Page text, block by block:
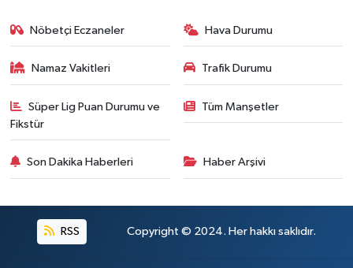
Nöbetçi Eczaneler Hava Durumu
Namaz Vakitleri Trafik Durumu
Süper Lig Puan Durumu ve
Fikstür
Tüm Manşetler
Son Dakika Haberleri Haber Arşivi
RSS Copyright © 2024. Her hakkı saklıdır.